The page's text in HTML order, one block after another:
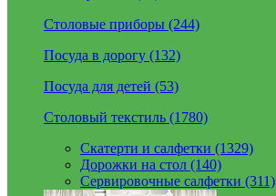
Столовые приборы (244)
Посуда в дорогу (132)
Посуда для детей (53)
Столовый текстиль (1780)
Скатерти и салфетки (1329)
Дорожки на стол (140)
Сервировочные салфетки (311)